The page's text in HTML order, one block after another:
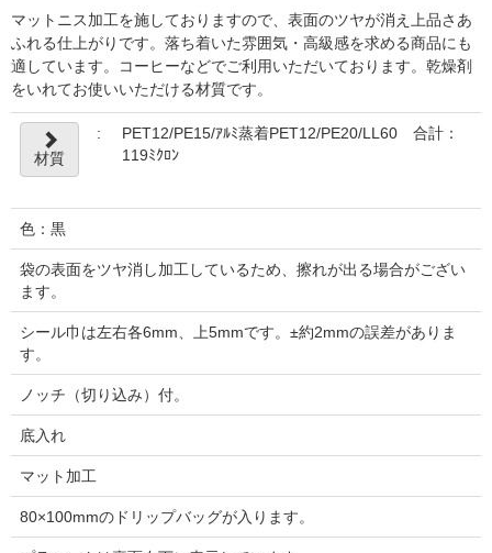
マットニス加工を施しておりますので、表面のツヤが消え上品さあ
ふれる仕上がりです。落ち着いた雰囲気・高級感を求める商品にも
適しています。コーヒーなどでご利用いただいております。乾燥剤
をいれてお使いいただける材質です。
材質
:
PET12/PE15/ｱﾙﾐ蒸着PET12/PE20/LL60 合計：
119ﾐｸﾛﾝ
色：黒
袋の表面をツヤ消し加工しているため、擦れが出る場合がござい
ます。
シール巾は左右各6mm、上5mmです。±約2mmの誤差がありま
す。
ノッチ（切り込み）付。
底入れ
マット加工
80×100mmのドリップバッグが入ります。